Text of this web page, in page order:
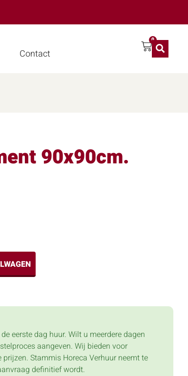
Contact
0
90x90cm.
eerste dag huur. Wilt u meerdere dagen
aangeven. Wij bieden voor
Stammis Horeca Verhuur neemt te
definitief wordt.